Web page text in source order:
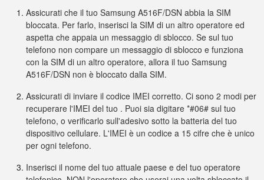
Assicurati che il tuo Samsung A516F/DSN abbia la SIM
bloccata. Per farlo, inserisci la SIM di un altro operatore ed
aspetta che appaia un messaggio di sblocco. Se sul tuo
telefono non compare un messaggio di sblocco e funziona
con la SIM di un altro operatore, allora il tuo Samsung
A516F/DSN non è bloccato dalla SIM.
Assicurati di inviare il codice IMEI corretto. Ci sono 2 modi per
recuperare l'IMEI del tuo . Puoi sia digitare *#06# sul tuo
telefono, o verificarlo sull'adesivo sotto la batteria del tuo
dispositivo cellulare. L'IMEI è un codice a 15 cifre che è unico
per ogni telefono.
Inserisci il nome del tuo attuale paese e del tuo operatore